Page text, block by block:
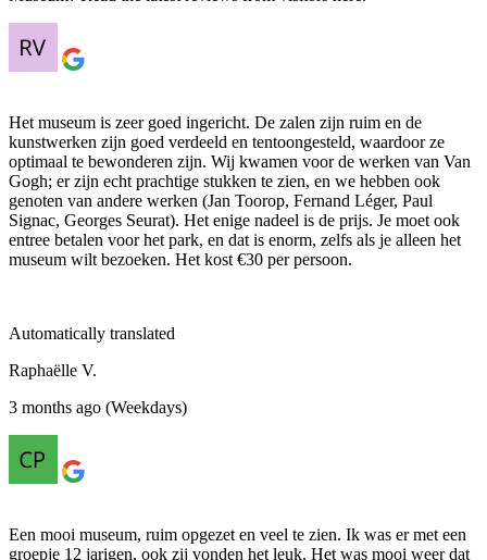
Het museum is zeer goed ingericht. De zalen zijn ruim en de
kunstwerken zijn goed verdeeld en tentoongesteld, waardoor ze
optimaal te bewonderen zijn. Wij kwamen voor de werken van Van
Gogh; er zijn echt prachtige stukken te zien, en we hebben ook
genoten van andere werken (Jan Toorop, Fernand Léger, Paul
Signac, Georges Seurat). Het enige nadeel is de prijs. Je moet ook
entree betalen voor het park, en dat is enorm, zelfs als je alleen het
museum wilt bezoeken. Het kost €30 per persoon.
Automatically translated
Raphaëlle V.
3 months ago (Weekdays)
Een mooi museum, ruim opgezet en veel te zien. Ik was er met een
groepje 12 jarigen, ook zij vonden het leuk. Het was mooi weer dat